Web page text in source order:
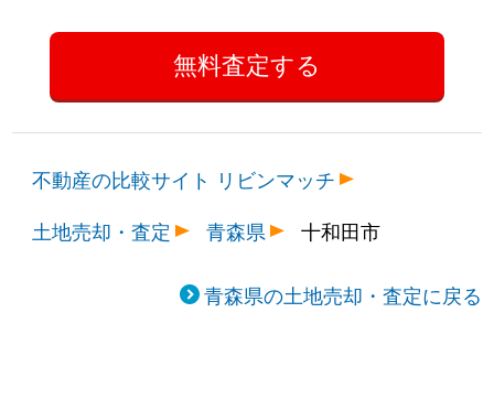
不動産の比較サイト リビンマッチ
土地売却・査定
青森県 十和田市
青森県の土地売却・査定に戻る